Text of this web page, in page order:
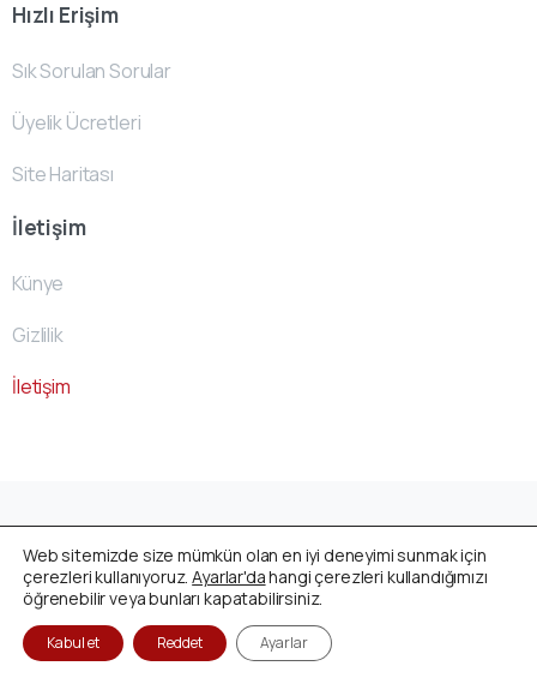
Hızlı Erişim
Sık Sorulan Sorular
Üyelik Ücretleri
Site Haritası
İletişim
Künye
Gizlilik
İletişim
reserved
Web sitemizde size mümkün olan en iyi deneyimi sunmak için
çerezleri kullanıyoruz.Ayarlar'dahangi çerezleri kullandığımızı
öğrenebilir veya bunları kapatabilirsiniz.
Kabul et Reddet Ayarlar